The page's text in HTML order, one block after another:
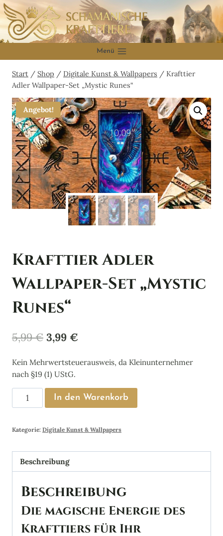
Zum
Inhalt
springen
Menü
Start / Shop / Digitale Kunst & Wallpapers / Krafttier
Adler Wallpaper-Set „Mystic Runes“
Angebot!
Krafttier Adler
Wallpaper-Set „Mystic
Runes“
5,99€ Ursprünglicher
war:
5,99 €
3,99 €
3,99 €.
Kein Mehrwertsteuerausweis, da Kleinunternehmer
nach §19 (1) UStG.
Krafttier
Adler
Set
Runes"
Menge
In den Warenkorb
Kategorie: Digitale Kunst & Wallpapers
Beschreibung
Beschreibung
Die magische Energie des
Krafttiers für Ihr